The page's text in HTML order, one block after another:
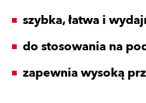
szybka, łatwa i
do stosowania na
zapewnia wysoką